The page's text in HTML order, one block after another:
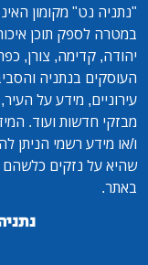
"נתניה נט" מקומון
במטרה לספק תוכן
יהודה, קדימה, צורן,
העוסקים בנתניה
עירוניים, מידע על
מבזקי חדשות ועוד.
ו/או מידע רשמי הניתן
שהיא על נזקים
באתר.